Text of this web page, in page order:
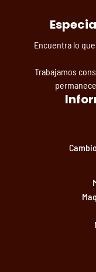
Encuentra lo
Trabajamos